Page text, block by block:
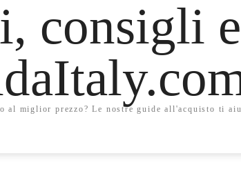
consigli
miglior prezzo? Le nostre guide all'acquisto ti